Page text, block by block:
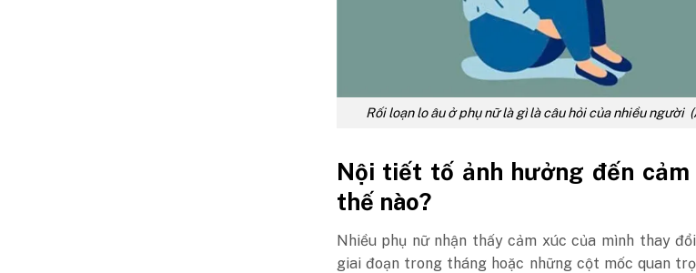
Rối loạn lo âu ở phụ nữ là gì là câu hỏi của nhiều người
Nội tiết tố ảnh hưởng đến
thế nào?
Nhiều phụ nữ nhận thấy cảm xúc của mình thay
giai đoạn trong tháng hoặc những cột mốc quan